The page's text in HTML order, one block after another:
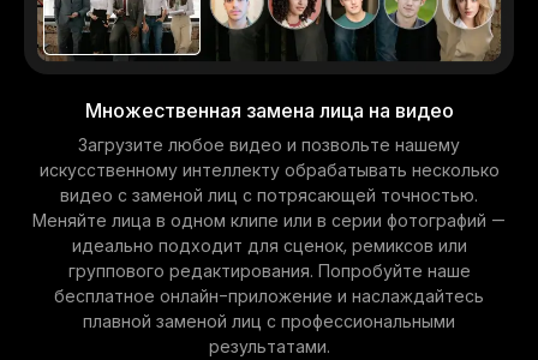
Множественная замена лица на видео
Загрузите любое видео и позвольте нашему
искусственному интеллекту обрабатывать несколько
видео с заменой лиц с потрясающей точностью.
Меняйте лица в одном клипе или в серии фотографий —
идеально подходит для сценок, ремиксов или
группового редактирования. Попробуйте наше
бесплатное онлайн-приложение и наслаждайтесь
плавной заменой лиц с профессиональными
результатами.